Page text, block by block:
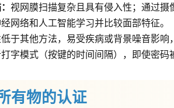
视网膜扫描复杂且具有侵入性；通过摄
网络和人工智能学习并比较面部特征。
于其他方法，易受疾病或背景噪音影响
字模式（按键的时间间隔），即使密码
有物的认证